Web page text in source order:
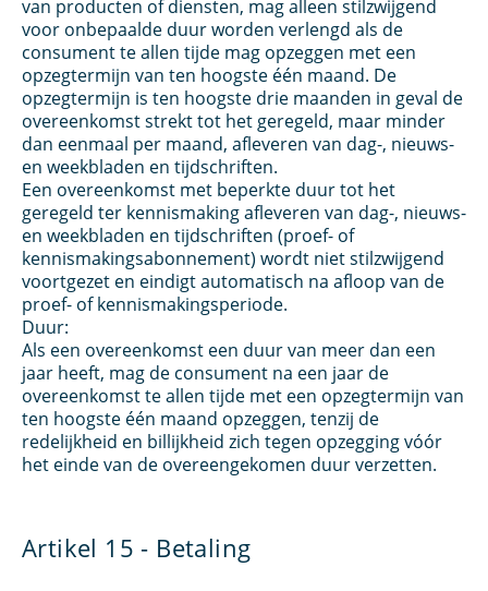
van producten of diensten, mag alleen stilzwijgend
voor onbepaalde duur worden verlengd als de
consument te allen tijde mag opzeggen met een
opzegtermijn van ten hoogste één maand. De
opzegtermijn is ten hoogste drie maanden in geval de
overeenkomst strekt tot het geregeld, maar minder
dan eenmaal per maand, afleveren van dag-, nieuws-
en weekbladen en tijdschriften.
Een overeenkomst met beperkte duur tot het
geregeld ter kennismaking afleveren van dag-, nieuws-
en weekbladen en tijdschriften (proef- of
kennismakingsabonnement) wordt niet stilzwijgend
voortgezet en eindigt automatisch na afloop van de
proef- of kennismakingsperiode.
Duur:
Als een overeenkomst een duur van meer dan een
jaar heeft, mag de consument na een jaar de
overeenkomst te allen tijde met een opzegtermijn van
ten hoogste één maand opzeggen, tenzij de
redelijkheid en billijkheid zich tegen opzegging vóór
het einde van de overeengekomen duur verzetten.
Artikel 15 - Betaling